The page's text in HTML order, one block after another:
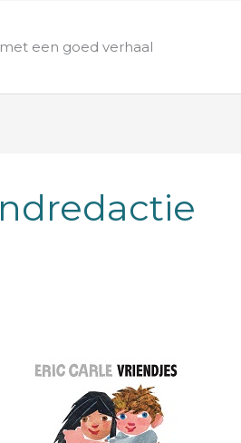
een goed verhaal
Carle